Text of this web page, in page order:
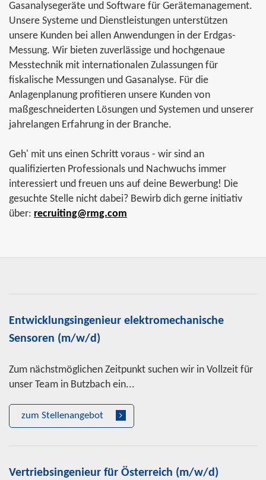
Gasanalysegeräte und Software für Gerätemanagement.
Unsere Systeme und Dienstleistungen unterstützen
unsere Kunden bei allen Anwendungen in der Erdgas-
Messung. Wir bieten zuverlässige und hochgenaue
Messtechnik mit internationalen Zulassungen für
fiskalische Messungen und Gasanalyse. Für die
Anlagenplanung profitieren unsere Kunden von
maßgeschneiderten Lösungen und Systemen und unserer
jahrelangen Erfahrung in der Branche.
Geh' mit uns einen Schritt voraus - wir sind an
qualifizierten Professionals und Nachwuchs immer
interessiert und freuen uns auf deine Bewerbung! Die
gesuchte Stelle nicht dabei? Bewirb dich gerne initiativ
über: recruiting@rmg.com
Entwicklungsingenieur elektromechanische
Sensoren (m/w/d)
Zum nächstmöglichen Zeitpunkt suchen wir in Vollzeit für
unser Team in Butzbach ein...
zum Stellenangebot
Vertriebsingenieur für Österreich (m/w/d)